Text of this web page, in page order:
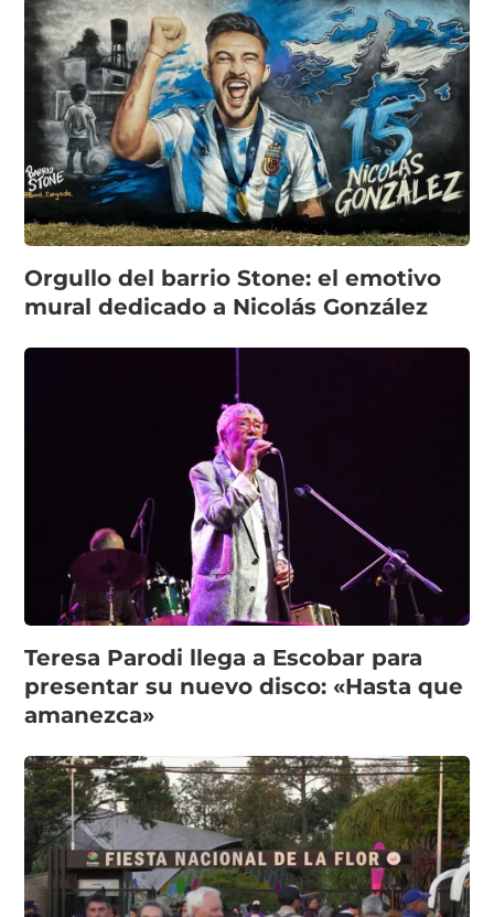
Orgullo del barrio Stone: el emotivo
mural dedicado a Nicolás González
Teresa Parodi llega a Escobar para
presentar su nuevo disco: «Hasta que
amanezca»